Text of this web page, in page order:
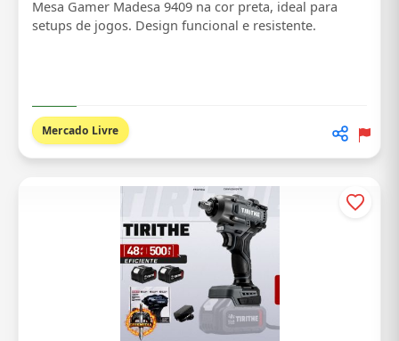
Mesa Gamer Madesa 9409 na cor preta, ideal para
setups de jogos. Design funcional e resistente.
Mercado Livre